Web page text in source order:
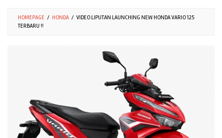
HOMEPAGE / HONDA / VIDEO LIPUTAN LAUNCHING NEW HONDA VARIO 125
TERBARU !!